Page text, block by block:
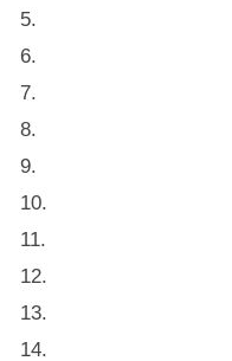
5.
6.
7.
8.
9.
10.
11.
12.
13.
14.